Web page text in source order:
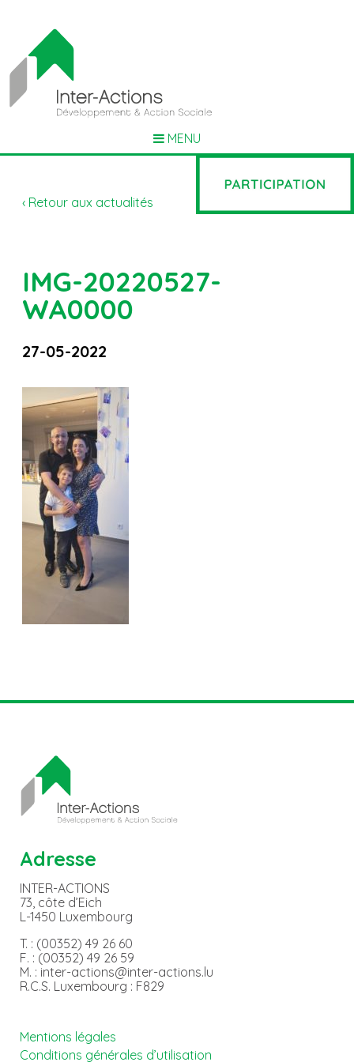
MENU
‹ Retour aux actualités
IMG-20220527-
WA0000
27-05-2022
Adresse
INTER-ACTIONS
73, côte d’Eich
L-1450 Luxembourg
T. : (00352) 49 26 60
F. : (00352) 49 26 59
M. : inter-actions@inter-actions.lu
R.C.S. Luxembourg : F829
Mentions légales
Conditions générales d’utilisation